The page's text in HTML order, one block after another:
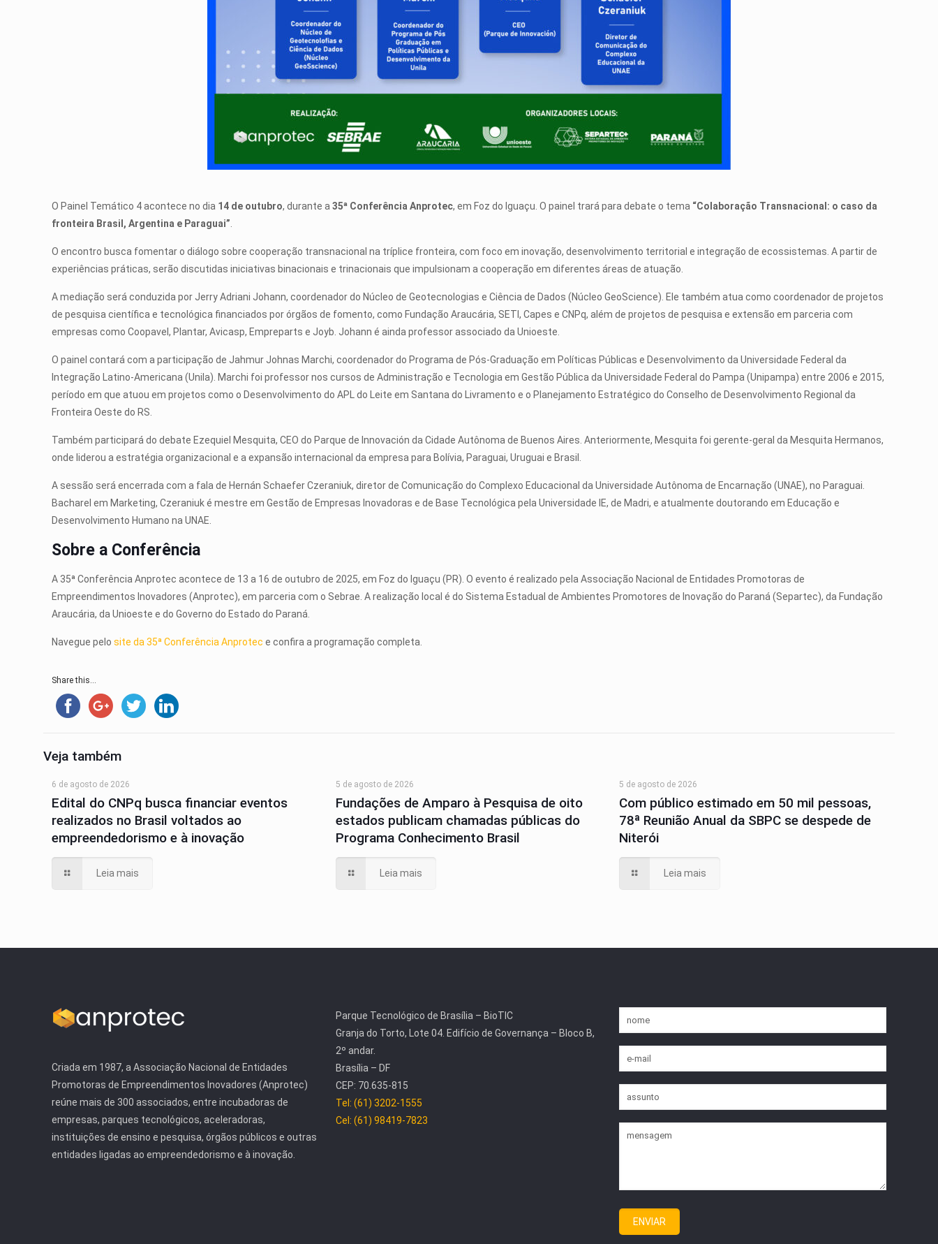
O Painel Temático 4 acontece no dia 14 de outubro, durante a35ª Conferência Anprotec, em Foz do Iguaçu. O painel trará para debate o tema “Colaboração Transnacional: o caso da
fronteira Brasil, Argentina e Paraguai”
O encontro busca fomentar o diálogo sobre cooperação transnacional na tríplice fronteira, com foco em inovação, desenvolvimento territorial e integração de ecossistemas. A partir de
experiências práticas, serão discutidas iniciativas binacionais e trinacionais que impulsionam a cooperação em diferentes áreas de atuação.
A mediação será conduzida por Jerry Adriani Johann, coordenador do Núcleo de Geotecnologias e Ciência de Dados (Núcleo GeoScience). Ele também atua como coordenador de projetos
de pesquisa científica e tecnológica financiados por órgãos de fomento, como Fundação Araucária, SETI, Capes e CNPq, além de projetos de pesquisa e extensão em parceria com
empresas como Coopavel, Plantar, Avicasp, Empreparts e Joyb. Johann é ainda professor associado da Unioeste.
O painel contará com a participação de Jahmur Johnas Marchi, coordenador do Programa de Pós-Graduação em Políticas Públicas e Desenvolvimento da Universidade Federal da
Integração Latino-Americana (Unila). Marchi foi professor nos cursos de Administração e Tecnologia em Gestão Pública da Universidade Federal do Pampa (Unipampa) entre 2006 e 2015,
período em que atuou em projetos como o Desenvolvimento do APL do Leite em Santana do Livramento e o Planejamento Estratégico do Conselho de Desenvolvimento Regional da
Fronteira Oeste do RS.
Também participará do debate Ezequiel Mesquita, CEO do Parque de Innovación da Cidade Autônoma de Buenos Aires. Anteriormente, Mesquita foi gerente-geral da Mesquita Hermanos,
onde liderou a estratégia organizacional e a expansão internacional da empresa para Bolívia, Paraguai, Uruguai e Brasil.
A sessão será encerrada com a fala de Hernán Schaefer Czeraniuk, diretor de Comunicação do Complexo Educacional da Universidade Autônoma de Encarnação (UNAE), no Paraguai.
Bacharel em Marketing, Czeraniuk é mestre em Gestão de Empresas Inovadoras e de Base Tecnológica pela Universidade IE, de Madri, e atualmente doutorando em Educação e
Desenvolvimento Humano na UNAE.
Sobre a Conferência
A 35ª Conferência Anprotec acontece de 13 a 16 de outubro de 2025, em Foz do Iguaçu (PR). O evento é realizado pela Associação Nacional de Entidades Promotoras de
Empreendimentos Inovadores (Anprotec), em parceria com o Sebrae. A realização local é do Sistema Estadual de Ambientes Promotores de Inovação do Paraná (Separtec), da Fundação
Araucária, da Unioeste e do Governo do Estado do Paraná.
Navegue pelosite da 35ª Conferência Anprotec e confira a programação completa.
Share this...
Veja também
6 de agosto de 2026
Edital do CNPq busca financiar eventos
realizados no Brasil voltados ao
empreendedorismo e à inovação
Leia mais
5 de agosto de 2026
Fundações de Amparo à Pesquisa de oito
estados publicam chamadas públicas do
Programa Conhecimento Brasil
Leia mais
5 de agosto de 2026
Com público estimado em 50 mil pessoas,
78ª Reunião Anual da SBPC se despede de
Niterói
Leia mais
Criada em 1987, a Associação Nacional de Entidades
Promotoras de Empreendimentos Inovadores (Anprotec)
reúne mais de 300 associados, entre incubadoras de
empresas, parques tecnológicos, aceleradoras,
instituições de ensino e pesquisa, órgãos públicos e outras
entidades ligadas ao empreendedorismo e à inovação.
Parque Tecnológico de Brasília – BioTIC
Granja do Torto, Lote 04. Edifício de Governança – Bloco B,
2º andar.
Brasília – DF
CEP: 70.635-815
Tel: (61) 3202-1555
Cel: (61) 98419-7823